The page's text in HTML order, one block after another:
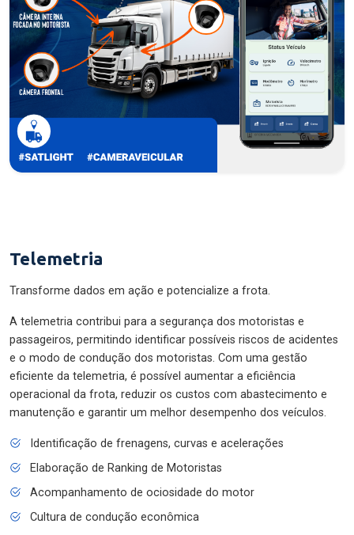
Telemetria
Transforme dados em ação e potencialize a frota.
A telemetria contribui para a segurança dos motoristas e
passageiros, permitindo identificar possíveis riscos de acidentes
e o modo de condução dos motoristas. Com uma gestão
eficiente da telemetria, é possível aumentar a eficiência
operacional da frota, reduzir os custos com abastecimento e
manutenção e garantir um melhor desempenho dos veículos.
Identificação de frenagens, curvas e acelerações
Elaboração de Ranking de Motoristas
Acompanhamento de ociosidade do motor
Cultura de condução econômica